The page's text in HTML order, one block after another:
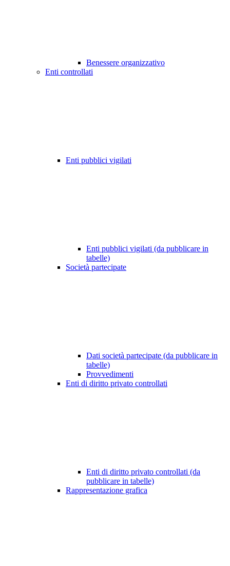
Benessere organizzativo
Enti controllati
Enti pubblici vigilati
Enti pubblici vigilati (da pubblicare in
tabelle)
Società partecipate
Dati società partecipate (da pubblicare in
tabelle)
Provvedimenti
Enti di diritto privato controllati
Enti di diritto privato controllati (da
pubblicare in tabelle)
Rappresentazione grafica